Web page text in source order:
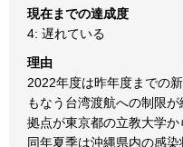
現在までの達成度
4: 遅れている
理由
2022年度は昨年度までの
もなう台湾渡航への制限
拠点が東京都の立教大学か
同年夏季は沖縄県内の感